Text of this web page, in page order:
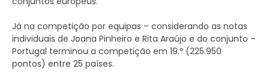
Já na competição por equipas – considerando as notas
individuais de Joana Pinheiro e Rita Araújo e do conjunto –
Portugal terminou a competição em 19.º (225.950
pontos) entre 25 países.